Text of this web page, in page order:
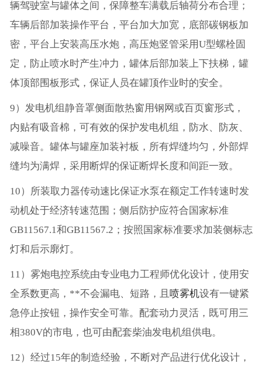
辆驾驶室与罐体之间，保障整车满载后轴荷分布合理；
车辆后部加装操作平台，平台加大加宽，底部碳钢板加
密，平台上安装高压水炮，高压炮竖管采用U型螺栓固
定，防止喷水时产生冲力，罐体后部加装上下扶梯，罐
体顶部围板形式，保证人员在罐顶作业时的安全。
9）发电机组静音罩侧面散热窗用钢网或百页窗形式，
内贴有吸音棉，可有效的保护发电机组，防水、防灰、
减噪音。罐体与罐座加装衬板，所有焊缝均匀，外部焊
缝均为满焊，采用断焊的保证断焊长度和间距一致。
10）所装取力器传动速比保证水泵在额定工作转速时发
动机处于经济转速范围；侧后防护应符合国家标准
GB11567.1和GB11567.2；按照国家标准要求加装侧标志
灯和后示廓灯。
11）雾炮电控系统由专业电力工程师优化设计，使用安
全系数更高，**不会漏电、短路，且 喷雾机设有一键紧
急停止按钮，操作安全可靠。配套动力灵活，既可用三
相380V的市电，也可由配套柴油发电机组供电。
12）经过15年的制造经验，不断对产品进行优化设计，